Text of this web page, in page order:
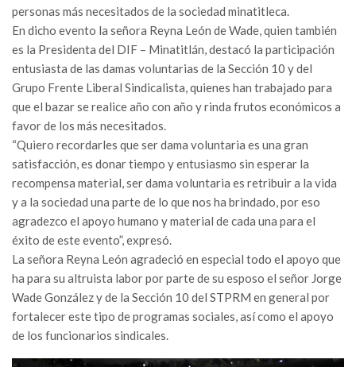
personas más necesitados de la sociedad minatitleca.
En dicho evento la señora Reyna León de Wade, quien también
es la Presidenta del DIF – Minatitlán, destacó la participación
entusiasta de las damas voluntarias de la Sección 10 y del
Grupo Frente Liberal Sindicalista, quienes han trabajado para
que el bazar se realice año con año y rinda frutos económicos a
favor de los más necesitados.
“Quiero recordarles que ser dama voluntaria es una gran
satisfacción, es donar tiempo y entusiasmo sin esperar la
recompensa material, ser dama voluntaria es retribuir a la vida
y a la sociedad una parte de lo que nos ha brindado, por eso
agradezco el apoyo humano y material de cada una para el
éxito de este evento”, expresó.
La señora Reyna León agradeció en especial todo el apoyo que
ha para su altruista labor por parte de su esposo el señor Jorge
Wade González y de la Sección 10 del STPRM en general por
fortalecer este tipo de programas sociales, así como el apoyo
de los funcionarios sindicales.